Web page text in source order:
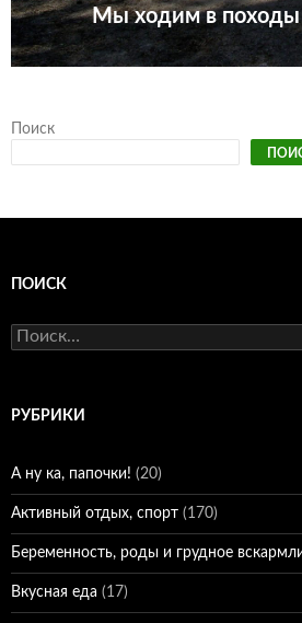
Мы ходим в походы
Поиск
ПОИСК
Найти:
РУБРИКИ
А ну ка, папочки! (20)
Активный отдых, спорт (170)
Беременность, роды и грудное
Вкусная еда (17)